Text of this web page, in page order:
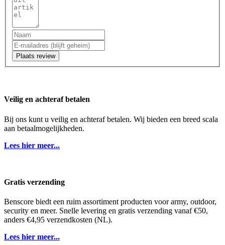
Plaats review
Veilig en achteraf betalen
Bij ons kunt u veilig en achteraf betalen. Wij bieden een breed scala
aan betaalmogelijkheden.
Lees hier meer...
Gratis verzending
Benscore biedt een ruim assortiment producten voor army, outdoor,
security en meer. Snelle levering en gratis verzending vanaf €50,
anders €4,95 verzendkosten (NL).
Lees hier meer...